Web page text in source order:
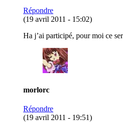
Répondre
(19 avril 2011 - 15:02)
Ha j’ai participé, pour moi ce
morlorc
Répondre
(19 avril 2011 - 19:51)